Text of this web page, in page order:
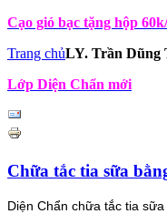
Cạo gió bạc tặng hộp 60k/
Trang chủLY. Trần Dũng
Lớp Diện Chẩn mới
Chữa tắc tia sữa
Diện Chẩn chữa tắc tia sữa